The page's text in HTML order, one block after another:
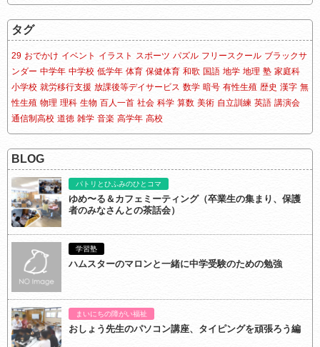
タグ
29 おでかけ イベント イラスト スポーツ パズル フリースクール ブラックサ
ンダー 中学年 中学校 低学年 体育 保健体育 和歌 国語 地学 地理 塾 家庭科
小学校 就労移行支援 放課後等デイサービス 数学 暗号 有性生殖 歴史 漢字 無
性生殖 物理 理科 生物 百人一首 社会 科学 算数 美術 自立訓練 英語 講演会
通信制高校 道徳 雑学 音楽 高学年 高校
BLOG
パトリとひふみのひとコマ
ゆめ〜る＆カフェミーティング（卒業生の集まり、保護
者のみなさんとの茶話会）
学習塾
ハムスターのマロンと一緒に中学受験のための勉強
まいにちの障がい福祉
おしょう先生のパソコン講座、タイピングを頑張ろう編